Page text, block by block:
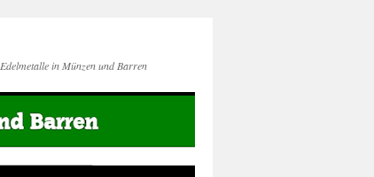
Edelmetalle in Münzen und Barren